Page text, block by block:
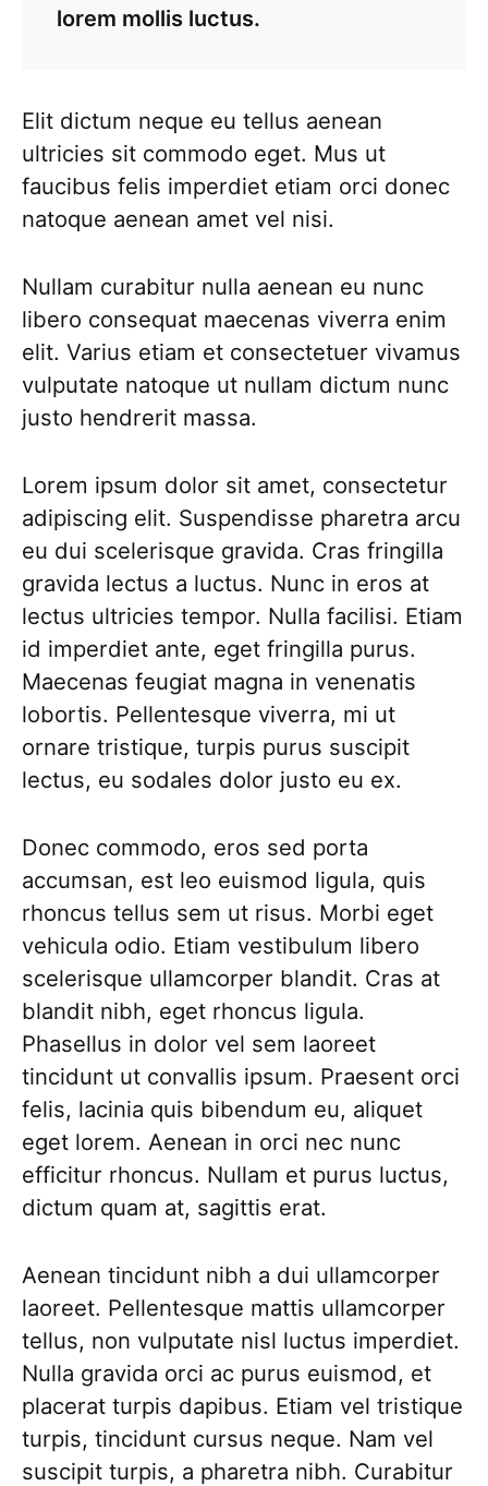
lorem mollis luctus.
Elit dictum neque eu tellus aenean
ultricies sit commodo eget. Mus ut
faucibus felis imperdiet etiam orci donec
natoque aenean amet vel nisi.
Nullam curabitur nulla aenean eu nunc
libero consequat maecenas viverra enim
elit. Varius etiam et consectetuer vivamus
vulputate natoque ut nullam dictum nunc
justo hendrerit massa.
Lorem ipsum dolor sit amet, consectetur
adipiscing elit. Suspendisse pharetra arcu
eu dui scelerisque gravida. Cras fringilla
gravida lectus a luctus. Nunc in eros at
lectus ultricies tempor. Nulla facilisi. Etiam
id imperdiet ante, eget fringilla purus.
Maecenas feugiat magna in venenatis
lobortis. Pellentesque viverra, mi ut
ornare tristique, turpis purus suscipit
lectus, eu sodales dolor justo eu ex.
Donec commodo, eros sed porta
accumsan, est leo euismod ligula, quis
rhoncus tellus sem ut risus. Morbi eget
vehicula odio. Etiam vestibulum libero
scelerisque ullamcorper blandit. Cras at
blandit nibh, eget rhoncus ligula.
Phasellus in dolor vel sem laoreet
tincidunt ut convallis ipsum. Praesent orci
felis, lacinia quis bibendum eu, aliquet
eget lorem. Aenean in orci nec nunc
efficitur rhoncus. Nullam et purus luctus,
dictum quam at, sagittis erat.
Aenean tincidunt nibh a dui ullamcorper
laoreet. Pellentesque mattis ullamcorper
tellus, non vulputate nisl luctus imperdiet.
Nulla gravida orci ac purus euismod, et
placerat turpis dapibus. Etiam vel tristique
turpis, tincidunt cursus neque. Nam vel
suscipit turpis, a pharetra nibh. Curabitur